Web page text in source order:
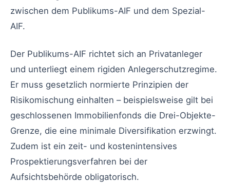
zwischen dem Publikums-AIF und dem Spezial-
AIF.
Der Publikums-AIF richtet sich an Privatanleger
und unterliegt einem rigiden Anlegerschutzregime.
Er muss gesetzlich normierte Prinzipien der
Risikomischung einhalten – beispielsweise gilt bei
geschlossenen Immobilienfonds die Drei-Objekte-
Grenze, die eine minimale Diversifikation erzwingt.
Zudem ist ein zeit- und kostenintensives
Prospektierungsverfahren bei der
Aufsichtsbehörde obligatorisch.